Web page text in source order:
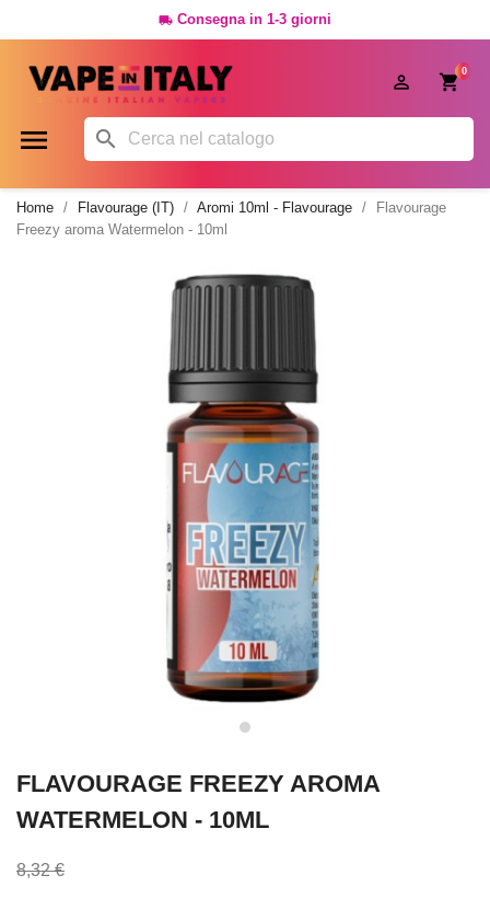
 Consegna in 1-3 giorni
0

 
Home Flavourage (IT) Aromi 10ml - Flavourage
Flavourage
Freezy aroma Watermelon - 10ml
FLAVOURAGE FREEZY AROMA
WATERMELON - 10ML
8,32 €